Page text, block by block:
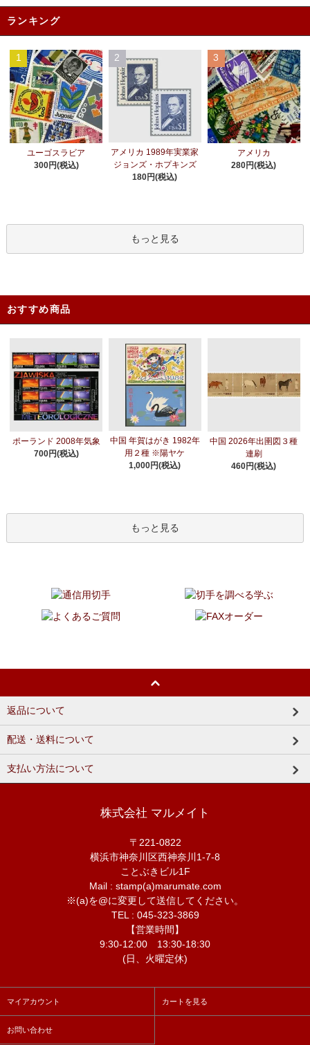
ランキング
1
ユーゴスラビア
300円(税込)
2
アメリカ 1989年実業家
ジョンズ・ホプキンズ
180円(税込)
3
アメリカ
280円(税込)
もっと見る
おすすめ商品
ポーランド 2008年気象
700円(税込)
中国 年賀はがき 1982年
用２種 ※陽ヤケ
1,000円(税込)
中国 2026年出圉図３種
連刷
460円(税込)
もっと見る
返品について
配送・送料について
支払い方法について
株式会社 マルメイト
〒221-0822
横浜市神奈川区西神奈川1-7-8
ことぶきビル1F
Mail : stamp(a)marumate.com
※(a)を@に変更して送信してください。
TEL : 045-323-3869
【営業時間】
9:30-12:00 13:30-18:30
(日、火曜定休)
マイアカウント カートを見る
お問い合わせ